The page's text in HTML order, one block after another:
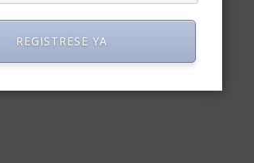
REGISTRESE YA